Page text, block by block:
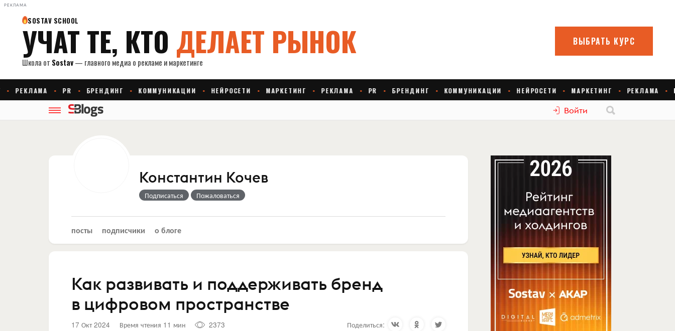
РЕКЛАМА
Войти
Константин Кочев
Подписаться Пожаловаться
посты подписчики о блоге
Как развивать и поддерживать бренд
в цифровом пространстве
17 Окт 2024 Время чтения 11 мин 2373 Поделиться: